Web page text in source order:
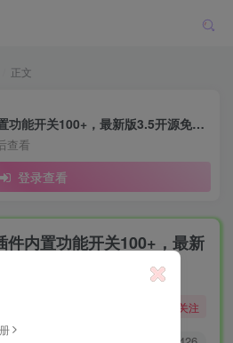
正文
子比主题ACG美化插件内置功能开关100+，最新版3.5开源免授权
查看
登录查看
件内置功能开关100+，最新
还来花下眠。
关注